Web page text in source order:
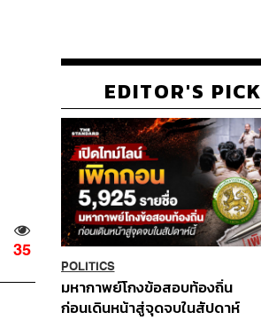
35
EDITOR'S PICK
POLITICS
มหากาพย์โกงข้อสอบท้องถิ่น
ก่อนเดินหน้าสู่จุดจบในสัปดาห์